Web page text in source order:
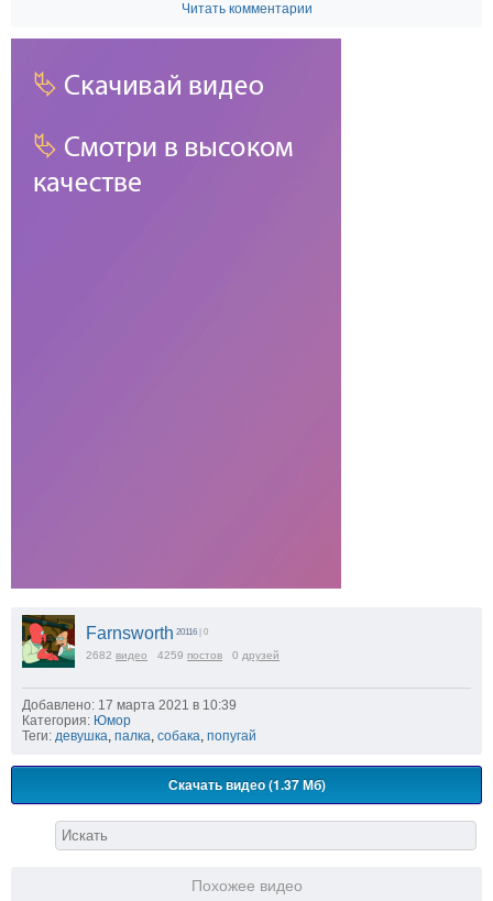
Читать комментарии
Farnsworth 20116 | 0
2682 видео 4259 постов 0 друзей
Добавлено: 17 марта 2021 в 10:39
Категория: Юмор
Теги: девушка, палка, собака, попугай
Скачать видео (1.37 Мб)
Похожее видео